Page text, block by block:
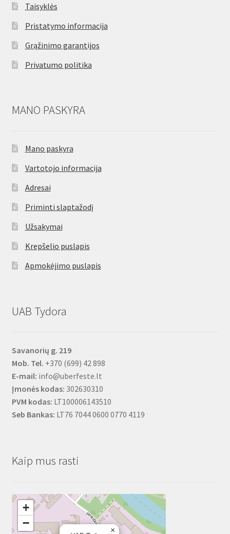
Taisyklės
Pristatymo informacija
Grąžinimo garantijos
Privatumo politika
MANO PASKYRA
Mano paskyra
Vartotojo informacija
Adresai
Priminti slaptažodį
Užsakymai
Krepšelio puslapis
Apmokėjimo puslapis
UAB Tydora
Savanorių g. 219
Mob. Tel. +370 (699) 42 898
E-mail: info@uberfeste.lt
Įmonės kodas: 302630310
PVM kodas: LT100006143510
Seb Bankas: LT76 7044 0600 0770 4119
Kaip mus rasti
×
+
−